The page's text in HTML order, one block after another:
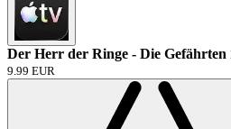
Der Herr der Ringe - Die Gefährten
9.99 EUR